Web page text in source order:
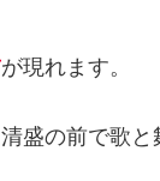
が現れます。
盛の前で歌